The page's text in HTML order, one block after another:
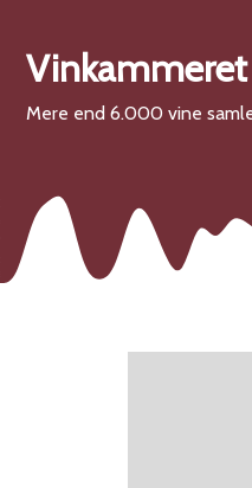
Vinkammeret
Mere end 6.000 vine